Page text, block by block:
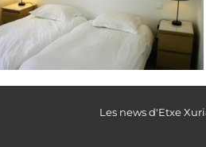
Les news d'Etxe